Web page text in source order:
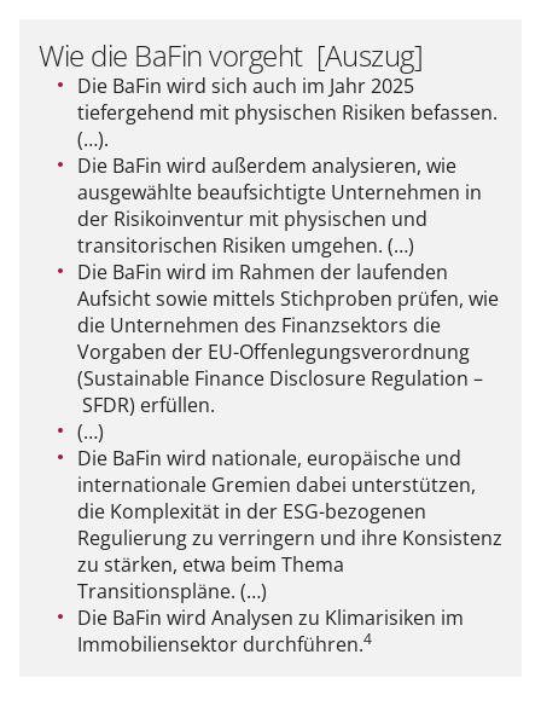
Wie die BaFin vorgeht [Auszug]
Die BaFin wird sich auch im Jahr 2025
tiefergehend mit physischen Risiken befassen.
(…).
Die BaFin wird außerdem analysieren, wie
ausgewählte beaufsichtigte Unternehmen in
der Risikoinventur mit physischen und
transitorischen Risiken umgehen. (…)
Die BaFin wird im Rahmen der laufenden
Aufsicht sowie mittels Stichproben prüfen, wie
die Unternehmen des Finanzsektors die
Vorgaben der EU-Offenlegungsverordnung
(Sustainable Finance Disclosure Regulation –
SFDR) erfüllen.
(…)
Die BaFin wird nationale, europäische und
internationale Gremien dabei unterstützen,
die Komplexität in der ESG-bezogenen
Regulierung zu verringern und ihre Konsistenz
zu stärken, etwa beim Thema
Transitionspläne. (…)
Die BaFin wird Analysen zu Klimarisiken im
Immobiliensektor durchführen.4